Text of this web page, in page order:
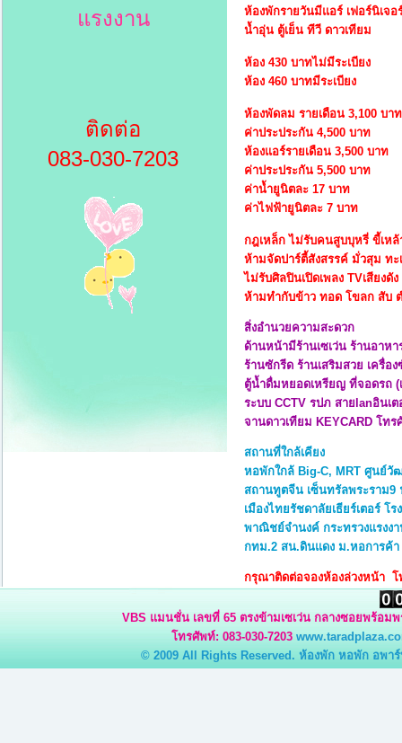
แรงงาน
ติดต่อ
083-030-7203
ห้องพักรายวันมีแอร์ เฟอร์นิเจอ
น้ำอุ่น ตู้เย็น ทีวี ดาวเทียม
ห้อง 430 บาทไม่มีระเบียง
ห้อง 460 บาทมีระเบียง
ห้องพัดลม รายเดือน 3,100 บาท
ค่าประประกัน 4,500 บาท
ห้องแอร์รายเดือน 3,500 บาท
ค่าประประกัน 5,500 บาท
ค่าน้ำยูนิตละ 17 บาท
ค่าไฟฟ้ายูนิตละ 7 บาท
กฎเหล็ก ไม่รับคนสูบบุหรี่ ขี้เหล้
ห้ามจัดปาร์ตี้สังสรรค์ มั่วสุม ทะ
ไม่รับศิลปินเปิดเพลง TVเสียงดั
ห้ามทำกับข้าว ทอด โขลก สับ
สิ่งอำนวยความสะดวก
ด้านหน้ามีร้านเซเว่น ร้านอาห
ร้านซักรีด ร้านเสริมสวย เครื่อ
ตู้น้ำดื่มหยอดเหรียญ ที่จอดรถ (
ระบบ CCTV รปภ สายlanอินเต
จานดาวเทียม KEYCARD โท
สถานที่ใกล้เคียง
หอพักใกล้ Big-C, MRT ศูนย์วั
สถานทูตจีน เซ็นทรัลพระราม9
เมืองไทยรัชดาลัยเธียร์เตอร์ โ
พาณิชย์จำนงค์ กระทรวงแรง
กทม.2 สน.ดินแดง ม.หอการค้า
กรุณาติดต่อจองห้องล่วงหน้า โ
VBS แมนชั่น เลขที่ 65 ตรงข้ามเซเว่น กลางซอยพร้อม
โทรศัพท์: 083-030-7203
© 2009 All Rights Reserved. ห้องพัก หอพัก อพา